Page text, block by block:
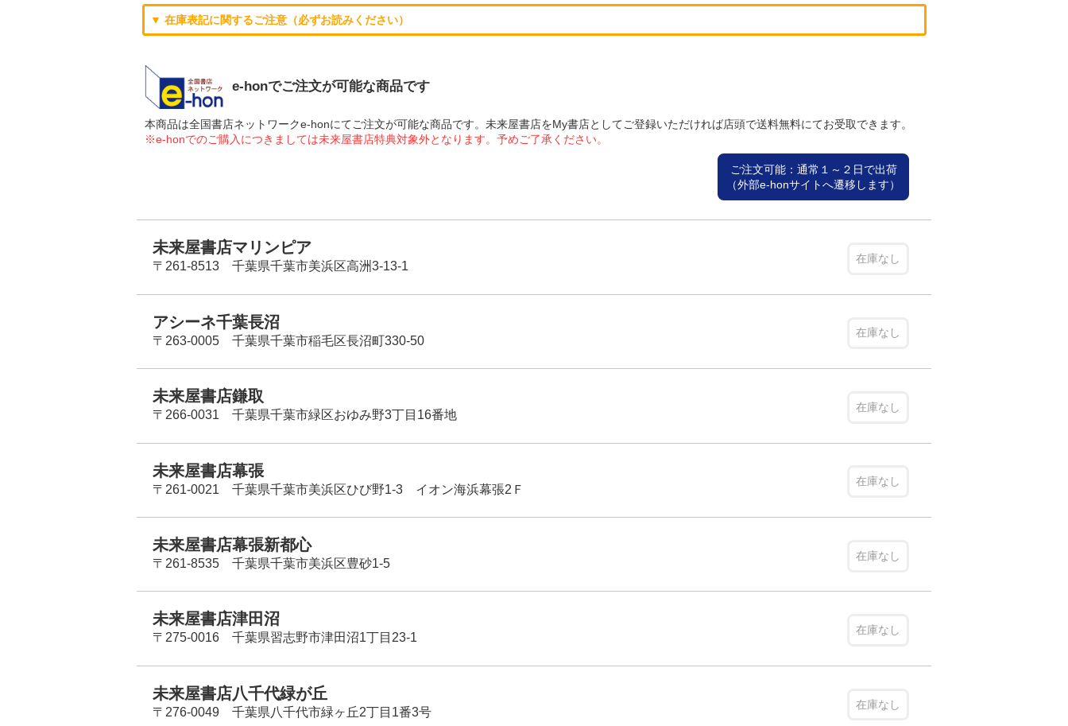
▼ 在庫表記に関するご注意（必ずお読みください）
e-honでご注文が可能な商品です
本商品は全国書店ネットワークe-honにてご注文が可能な商品です。未来屋書店をMy書店としてご登録いただければ店頭で送料無料にてお受取できます。
※e-honでのご購入につきましては未来屋書店特典対象外となります。予めご了承ください。
ご注文可能：通常１～２日で出荷
（外部e-honサイトへ遷移します）
未来屋書店マリンピア
〒261-8513 千葉県千葉市美浜区高洲3-13-1
在庫なし
アシーネ千葉長沼
〒263-0005 千葉県千葉市稲毛区長沼町330-50
在庫なし
未来屋書店鎌取
〒266-0031 千葉県千葉市緑区おゆみ野3丁目16番地
在庫なし
未来屋書店幕張
〒261-0021 千葉県千葉市美浜区ひび野1-3 イオン海浜幕張2Ｆ
在庫なし
未来屋書店幕張新都心
〒261-8535 千葉県千葉市美浜区豊砂1-5
在庫なし
未来屋書店津田沼
〒275-0016 千葉県習志野市津田沼1丁目23-1
在庫なし
未来屋書店八千代緑が丘
〒276-0049 千葉県八千代市緑ヶ丘2丁目1番3号
在庫なし